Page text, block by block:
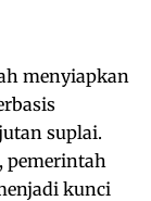
menyiapkan
suplai.
pemerintah
kunci